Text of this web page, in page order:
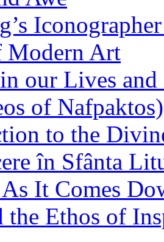
Modern Art
in our Lives
of Nafpaktos)
to the
în Sfânta
It Comes
the Ethos of